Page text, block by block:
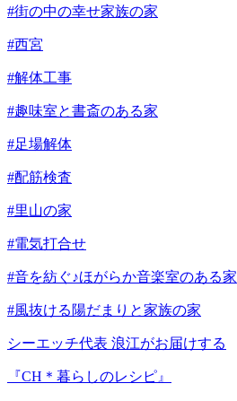
#街の中の幸せ家族の家
#西宮
#解体工事
#趣味室と書斎のある家
#足場解体
#配筋検査
#里山の家
#電気打合せ
#音を紡ぐ♪ほがらか音楽室のある家
#風抜ける陽だまりと家族の家
シーエッチ代表 浪江がお届けする
『CH＊暮らしのレシピ』